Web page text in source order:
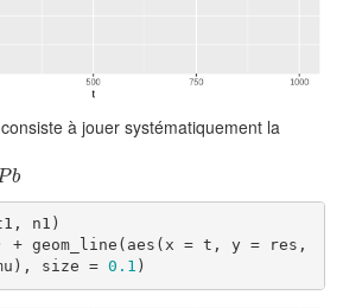
à jouer systématiquement la
b
n1)
+ geom_line(aes(x = t, y = res,
size = 0.1 )